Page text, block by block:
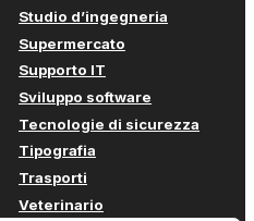
Studio d’ingegneria
Supermercato
Supporto IT
Sviluppo software
Tecnologie di sicurezza
Tipografia
Trasporti
Veterinario